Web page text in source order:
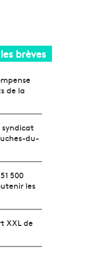
brèves
de la
syndicat
du-
500
les
XXL de